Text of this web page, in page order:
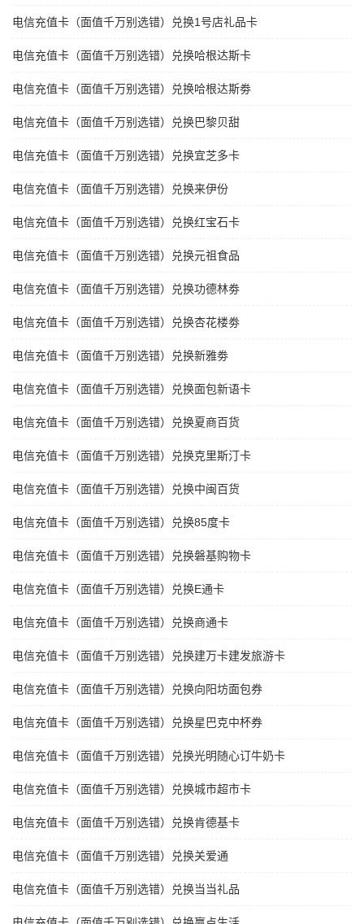
电信充值卡（面值千万别选错）兑换1号店礼品卡
电信充值卡（面值千万别选错）兑换哈根达斯卡
电信充值卡（面值千万别选错）兑换哈根达斯劵
电信充值卡（面值千万别选错）兑换巴黎贝甜
电信充值卡（面值千万别选错）兑换宜芝多卡
电信充值卡（面值千万别选错）兑换来伊份
电信充值卡（面值千万别选错）兑换红宝石卡
电信充值卡（面值千万别选错）兑换元祖食品
电信充值卡（面值千万别选错）兑换功德林劵
电信充值卡（面值千万别选错）兑换杏花楼劵
电信充值卡（面值千万别选错）兑换新雅劵
电信充值卡（面值千万别选错）兑换面包新语卡
电信充值卡（面值千万别选错）兑换夏商百货
电信充值卡（面值千万别选错）兑换克里斯汀卡
电信充值卡（面值千万别选错）兑换中闽百货
电信充值卡（面值千万别选错）兑换85度卡
电信充值卡（面值千万别选错）兑换磐基购物卡
电信充值卡（面值千万别选错）兑换E通卡
电信充值卡（面值千万别选错）兑换商通卡
电信充值卡（面值千万别选错）兑换建万卡建发旅游卡
电信充值卡（面值千万别选错）兑换向阳坊面包券
电信充值卡（面值千万别选错）兑换星巴克中杯券
电信充值卡（面值千万别选错）兑换光明随心订牛奶卡
电信充值卡（面值千万别选错）兑换城市超市卡
电信充值卡（面值千万别选错）兑换肯德基卡
电信充值卡（面值千万别选错）兑换关爱通
电信充值卡（面值千万别选错）兑换当当礼品